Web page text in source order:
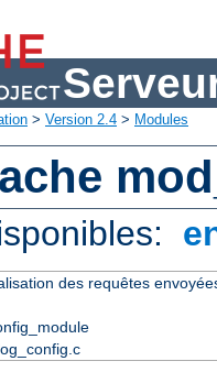
> Version 2.4 > Modules
des requêtes